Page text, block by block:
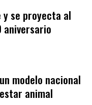
y se proyecta al
aniversario
modelo nacional
animal